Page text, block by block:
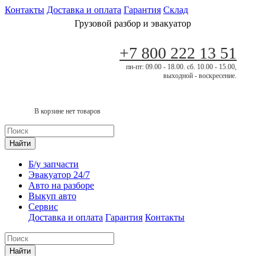
Контакты Доставка и оплата Гарантия Склад
Грузовой разбор и эвакуатор
+7 800 222 13 51
пн-пт: 09.00 - 18.00. сб. 10.00 - 15.00,
выходной - воскресение.
В корзине нет товаров
Найти
Б/у запчасти
Эвакуатор 24/7
Авто на разборе
Выкуп авто
Сервис
Доставка и оплата Гарантия Контакты
Найти